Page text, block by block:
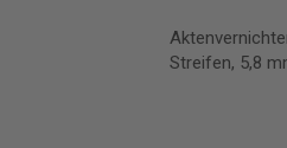
Streifen, 5,8